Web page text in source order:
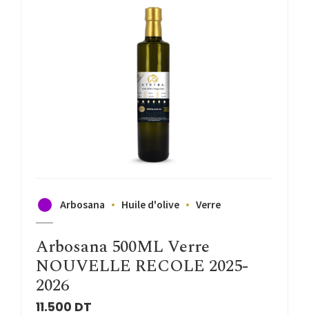
Arbosana Huile d'olive Verre
Arbosana 500ML Verre
NOUVELLE RECOLE 2025-
2026
11.500 DT